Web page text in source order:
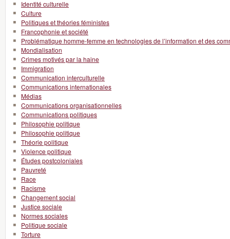
Identité culturelle
Culture
Politiques et théories féministes
Francophonie et société
Problématique homme-femme en technologies de l’information et des
Mondialisation
Crimes motivés par la haine
Immigration
Communication interculturelle
Communications internationales
Médias
Communications organisationnelles
Communications politiques
Philosophie politique
Philosophie politique
Théorie politique
Violence politique
Études postcoloniales
Pauvreté
Race
Racisme
Changement social
Justice sociale
Normes sociales
Politique sociale
Torture